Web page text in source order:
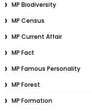
MP Biodiversity
MP Census
MP Current Affair
MP Fact
MP Famous Personality
MP Forest
MP Formation